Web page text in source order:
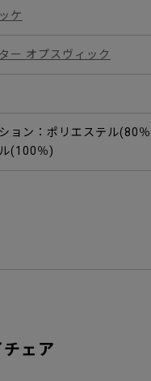
ケ
ー オプスヴィック
ョン：ポリエステル
(100％)
ェア